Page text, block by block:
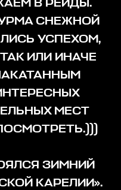
В РЕЙДЫ.
СНЕЖНОЙ
УСПЕХОМ,
ИЛИ ИНАЧЕ
МЕСТ
ЗИМНИЙ
КАРЕЛИИ».